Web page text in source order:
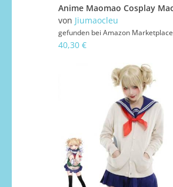
von Jiumaocleu
gefunden bei Amazon Marketplace
40,30 €